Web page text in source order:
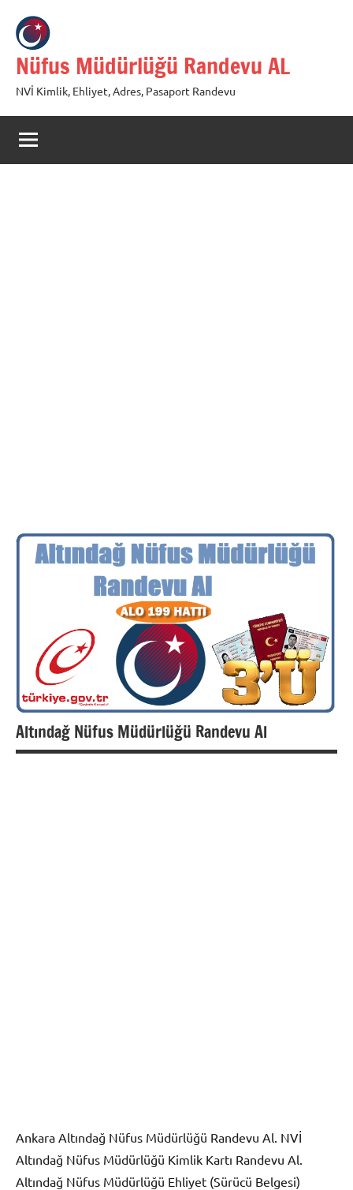
geç
Nüfus Müdürlüğü Randevu AL
NVİ Kimlik, Ehliyet, Adres, Pasaport Randevu
Altındağ Nüfus Müdürlüğü Randevu Al
Ankara Altındağ Nüfus Müdürlüğü Randevu Al. NVİ
Altındağ Nüfus Müdürlüğü Kimlik Kartı Randevu Al.
Altındağ Nüfus Müdürlüğü Ehliyet (Sürücü Belgesi)